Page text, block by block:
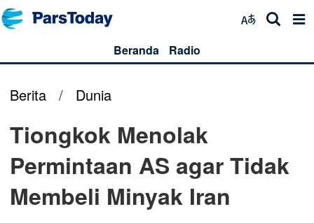
Beranda Radio
Berita / Dunia
Tiongkok Menolak
Permintaan AS agar Tidak
Membeli Minyak Iran